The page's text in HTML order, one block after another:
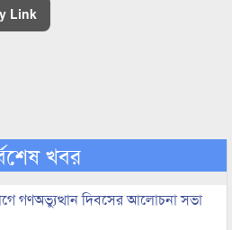
Link
খবর
গণঅভ্যুত্থান দিবসের আলোচনা সভা